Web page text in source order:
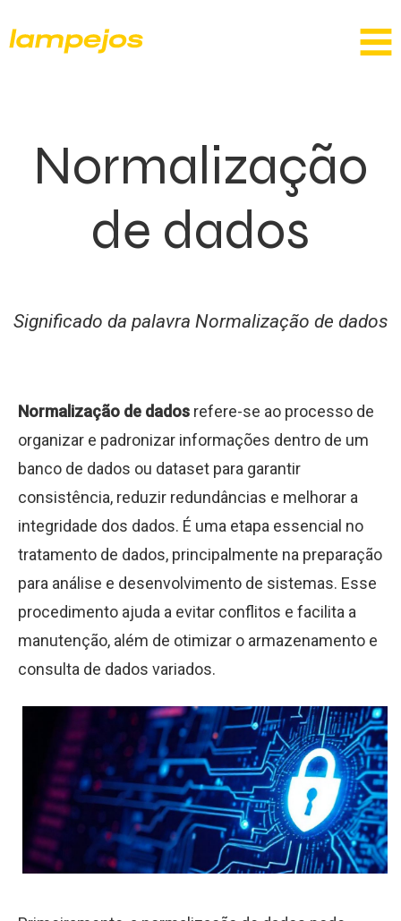
Normalização
de dados
Significado da palavra Normalização de dados
Normalização de dados refere-se ao processo de
organizar e padronizar informações dentro de um
banco de dados ou dataset para garantir
consistência, reduzir redundâncias e melhorar a
integridade dos dados. É uma etapa essencial no
tratamento de dados, principalmente na preparação
para análise e desenvolvimento de sistemas. Esse
procedimento ajuda a evitar conflitos e facilita a
manutenção, além de otimizar o armazenamento e
consulta de dados variados.